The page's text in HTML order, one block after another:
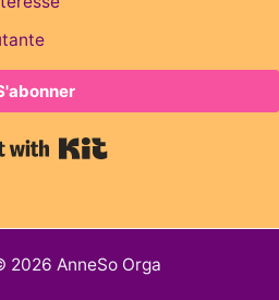
2026 AnneSo Orga